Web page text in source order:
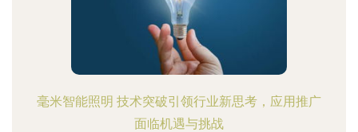
毫米智能照明 技术突破引领行业新思考，应用推广
面临机遇与挑战